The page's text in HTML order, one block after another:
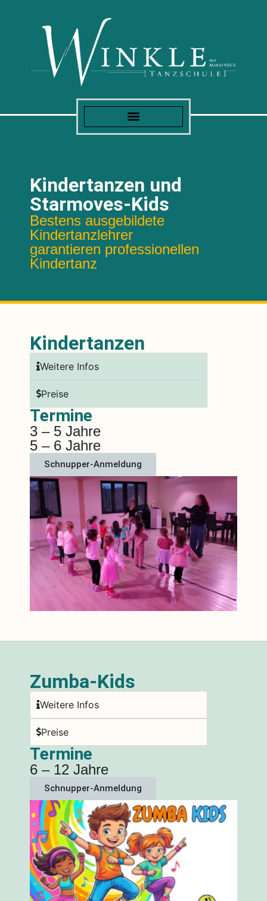
Kindertanzen und
Starmoves-Kids
Bestens ausgebildete
Kindertanzlehrer
garantieren professionellen
Kindertanz
Kindertanzen
Weitere Infos
Preise
Termine
3 – 5 Jahre
5 – 6 Jahre
Schnupper-Anmeldung
Zumba-Kids
Weitere Infos
Preise
Termine
6 – 12 Jahre
Schnupper-Anmeldung